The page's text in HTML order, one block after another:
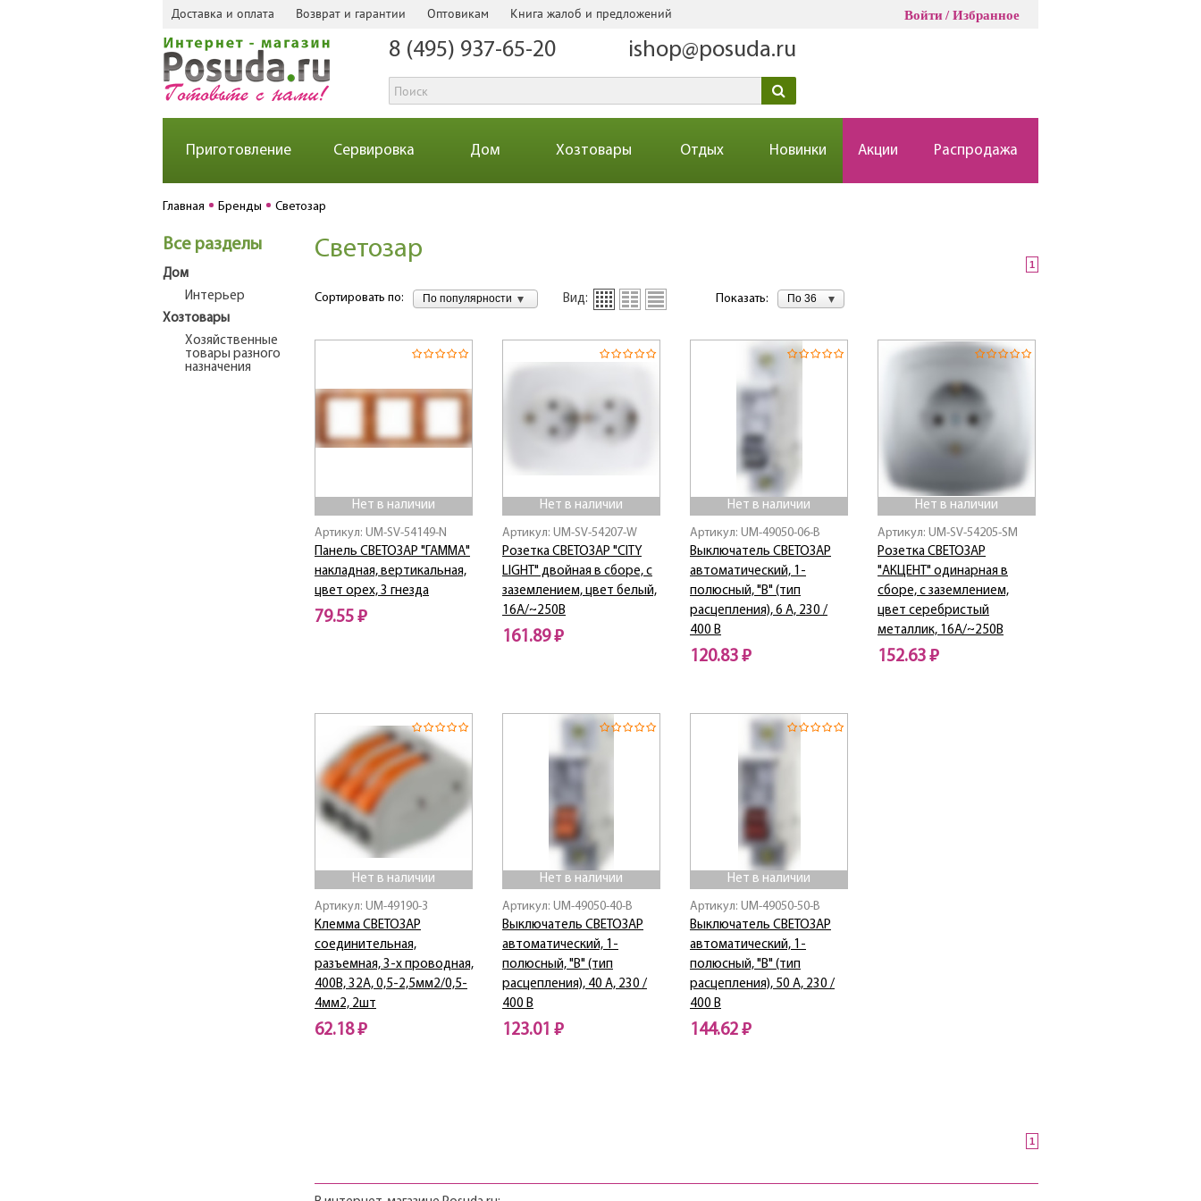
Доставка и оплата Возврат и гарантии Оптовикам Книга жалоб и предложений Войти Избранное
8 (495) 937-65-20 ishop@posuda.ru
Приготовление Сервировка Дом Хозтовары Отдых Новинки Акции Распродажа
Главная Бренды Светозар
Все разделы
Дом
Интерьер
Хозтовары
Хозяйственные
товары разного
назначения
Светозар
1
Сортировать по: По популярности Вид: Показать: По 36
Нет в наличии
Артикул: UM-SV-54149-N
Панель СВЕТОЗАР "ГАММА"
накладная, вертикальная,
цвет орех, 3 гнезда
79.55 ₽
Нет в наличии
Артикул: UM-SV-54207-W
Розетка СВЕТОЗАР "CITY
LIGHT" двойная в сборе, с
заземлением, цвет белый,
16А/~250В
161.89 ₽
Нет в наличии
Артикул: UM-49050-06-B
Выключатель СВЕТОЗАР
автоматический, 1-
полюсный, "B" (тип
расцепления), 6 A, 230 /
400 В
120.83 ₽
Нет в наличии
Артикул: UM-SV-54205-SM
Розетка СВЕТОЗАР
"АКЦЕНТ" одинарная в
сборе, с заземлением,
цвет серебристый
металлик, 16А/~250В
152.63 ₽
Нет в наличии
Артикул: UM-49190-3
Клемма СВЕТОЗАР
соединительная,
разъемная, 3-х проводная,
400В, 32А, 0,5-2,5мм2/0,5-
4мм2, 2шт
62.18 ₽
Нет в наличии
Артикул: UM-49050-40-B
Выключатель СВЕТОЗАР
автоматический, 1-
полюсный, "B" (тип
расцепления), 40 A, 230 /
400 В
123.01 ₽
Нет в наличии
Артикул: UM-49050-50-B
Выключатель СВЕТОЗАР
автоматический, 1-
полюсный, "B" (тип
расцепления), 50 A, 230 /
400 В
144.62 ₽
1